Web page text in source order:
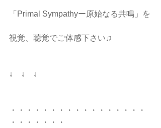
「Primal Sympathyー原始なる共鳴」を
視覚、聴覚でご体感下さい♫
↓　↓　↓
・・・・・・・・・・・・・・・・・
・・・・・・・